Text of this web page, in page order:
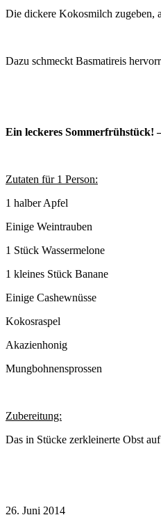
Die dickere Kokosmilch zugeben,
Dazu schmeckt Basmatireis
Ein leckeres Sommerfrühstück!
Zutaten für 1 Person:
1 halber Apfel
Einige Weintrauben
1 Stück Wassermelone
1 kleines Stück Banane
Einige Cashewnüsse
Kokosraspel
Akazienhonig
Mungbohnensprossen
Zubereitung:
Das in Stücke zerkleinerte Obst
26. Juni 2014